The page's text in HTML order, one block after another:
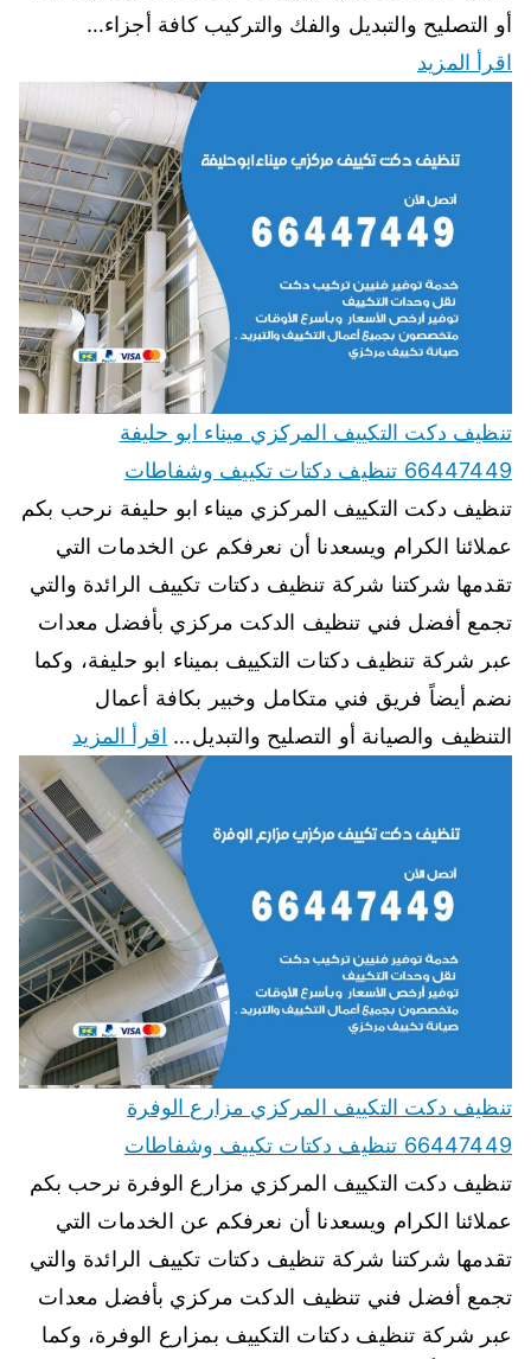
أو التصليح والتبديل والفك والتركيب كافة أجزاء…
اقرأ المزيد
تنظيف دكت التكييف المركزي ميناء ابو حليفة
66447449 تنظيف دكتات تكييف وشفاطات
تنظيف دكت التكييف المركزي ميناء ابو حليفة نرحب بكم
عملائنا الكرام ويسعدنا أن نعرفكم عن الخدمات التي
تقدمها شركتنا شركة تنظيف دكتات تكييف الرائدة والتي
تجمع أفضل فني تنظيف الدكت مركزي بأفضل معدات
عبر شركة تنظيف دكتات التكييف بميناء ابو حليفة، وكما
نضم أيضاً فريق فني متكامل وخبير بكافة أعمال
التنظيف والصيانة أو التصليح والتبديل… اقرأ المزيد
تنظيف دكت التكييف المركزي مزارع الوفرة
66447449 تنظيف دكتات تكييف وشفاطات
تنظيف دكت التكييف المركزي مزارع الوفرة نرحب بكم
عملائنا الكرام ويسعدنا أن نعرفكم عن الخدمات التي
تقدمها شركتنا شركة تنظيف دكتات تكييف الرائدة والتي
تجمع أفضل فني تنظيف الدكت مركزي بأفضل معدات
عبر شركة تنظيف دكتات التكييف بمزارع الوفرة، وكما